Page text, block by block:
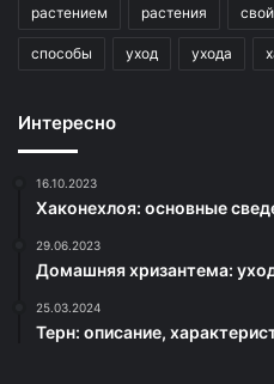
растением растения
способы уход ухода
Интересно
16.10.2023
Хаконехлоя: основные
29.06.2023
Домашняя хризантема:
25.03.2024
Терн: описание,